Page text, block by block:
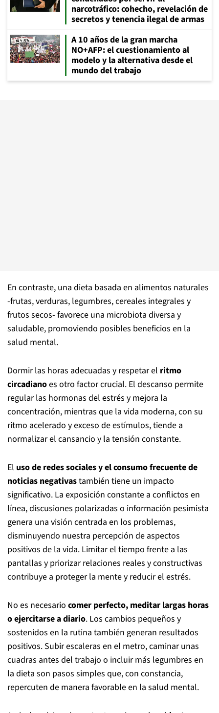
narcotráfico: cohecho, revelación de
secretos y tenencia ilegal de armas
A 10 años de la gran marcha
NO+AFP: el cuestionamiento al
modelo y la alternativa desde el
mundo del trabajo
En contraste, una dieta basada en alimentos naturales
-frutas, verduras, legumbres, cereales integrales y
frutos secos- favorece una microbiota diversa y
saludable, promoviendo posibles beneficios en la
salud mental.
Dormir las horas adecuadas y respetar el ritmo
circadianoes otro factor crucial. El descanso permite
regular las hormonas del estrés y mejora la
concentración, mientras que la vida moderna, con su
ritmo acelerado y exceso de estímulos, tiende a
normalizar el cansancio y la tensión constante.
El uso de redes sociales y el consumo frecuente de
noticias negativastambién tiene un impacto
significativo. La exposición constante a conflictos en
línea, discusiones polarizadas o información pesimista
genera una visión centrada en los problemas,
disminuyendo nuestra percepción de aspectos
positivos de la vida. Limitar el tiempo frente a las
pantallas y priorizar relaciones reales y constructivas
contribuye a proteger la mente y reducir el estrés.
No es necesario comer perfecto, meditar largas horas
o ejercitarse a diario. Los cambios pequeños y
sostenidos en la rutina también generan resultados
positivos. Subir escaleras en el metro, caminar unas
cuadras antes del trabajo o incluir más legumbres en
la dieta son pasos simples que, con constancia,
repercuten de manera favorable en la salud mental.